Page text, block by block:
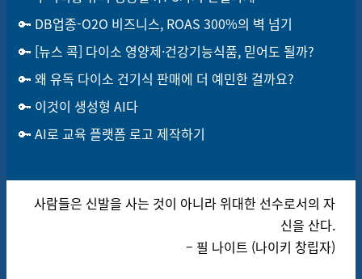
🔑 DB업종-O2O 비즈니스, ROAS 300%의 벽 넘기
🔑 [뉴스 콕] 다이소 영양제·건강기능식품, 믿어도 될까?
🔑 왜 유독 다이소 건기식 판매에 더 예민한 걸까요?
🔑 이것이 생성형 AI다
🔑 AI로 교육 플랫폼 로고 제작하기
사람들은 신발을 사는 것이 아니라 위대한 선수로서의 자
신을 산다.
– 필 나이트 (나이키 창립자)